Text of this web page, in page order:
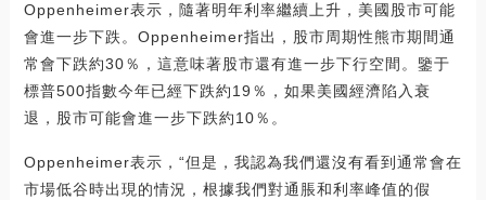
Oppenheimer表示，隨著明年利率繼續上升，美國股市可能
會進一步下跌。Oppenheimer指出，股市周期性熊市期間通
常會下跌約30％，這意味著股市還有進一步下行空間。鑒于
標普500指數今年已經下跌約19％，如果美國經濟陷入衰
退，股市可能會進一步下跌約10％。
Oppenheimer表示，“但是，我認為我們還沒有看到通常會在
市場低谷時出現的情況，根據我們對通脹和利率峰值的假